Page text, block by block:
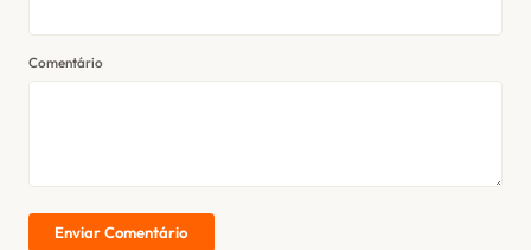
Comentário
Enviar Comentário